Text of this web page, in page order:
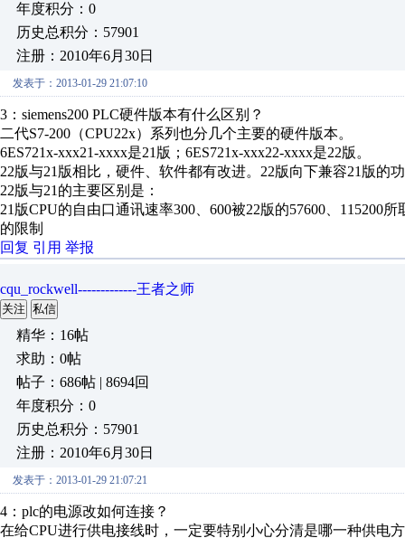
年度积分：0
历史总积分：57901
注册：2010年6月30日
发表于：2013-01-29 21:07:10
3：siemens200 PLC硬件版本有什么区别？
二代S7-200（CPU22x）系列也分几个主要的硬件版本。
6ES721x-xxx21-xxxx是21版；6ES721x-xxx22-xxxx是22版。
22版与21版相比，硬件、软件都有改进。22版向下兼容21版的
22版与21的主要区别是：
21版CPU的自由口通讯速率300、600被22版的57600、115200
的限制
回复 引用 举报
cqu_rockwell-------------王者之师
关注 私信
精华：16帖
求助：0帖
帖子：686帖 | 8694回
年度积分：0
历史总积分：57901
注册：2010年6月30日
发表于：2013-01-29 21:07:21
4：plc的电源改如何连接？
在给CPU进行供电接线时，一定要特别小心分清是哪一种供电